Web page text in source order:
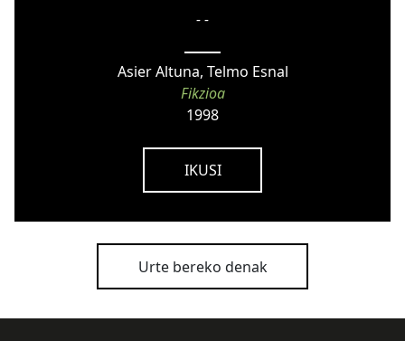
- -
Asier Altuna, Telmo Esnal
Fikzioa
1998
IKUSI
Urte bereko denak